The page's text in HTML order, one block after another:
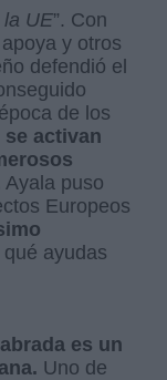
la UE”. Con
y otros
defendió el
de los
se activan
Ayala puso
Europeos
ayudas
es un
Uno de